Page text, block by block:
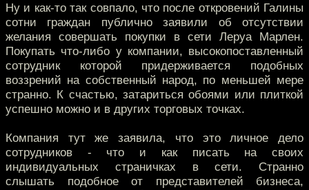
Ну и как-то так совпало, что после откровений Галины
сотни граждан публично заявили об отсутствии
желания совершать покупки в сети Леруа Марлен.
Покупать что-либо у компании, высокопоставленный
сотрудник которой придерживается подобных
воззрений на собственный народ, по меньшей мере
странно. К счастью, затариться обоями или плиткой
успешно можно и в других торговых точках.
Компания тут же заявила, что это личное дело
сотрудников - что и как писать на своих
индивидуальных страничках в сети. Странно
слышать подобное от представителей бизнеса,